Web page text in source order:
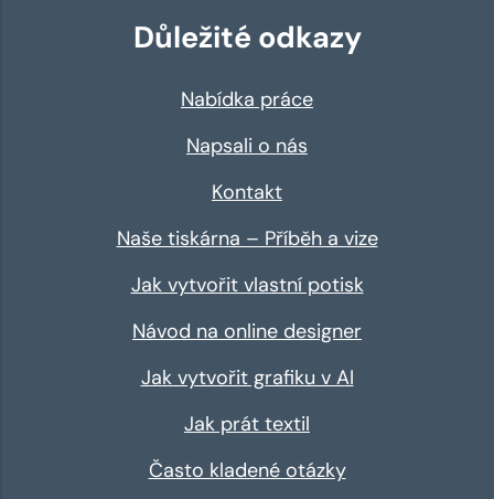
Důležité odkazy
Nabídka práce
Napsali o nás
Kontakt
Naše tiskárna – Příběh a vize
Jak vytvořit vlastní potisk
Návod na online designer
Jak vytvořit grafiku v AI
Jak prát textil
Často kladené otázky